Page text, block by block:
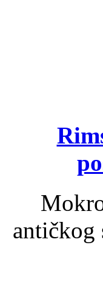
antičkog